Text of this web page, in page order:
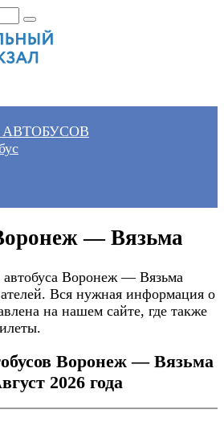
— Вязьма
автобуса Воронеж — Вязьма
Вся нужная информация о
на нашем сайте, где также
Воронеж — Вязьма
2026 года